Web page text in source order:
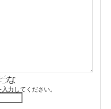
力してください。